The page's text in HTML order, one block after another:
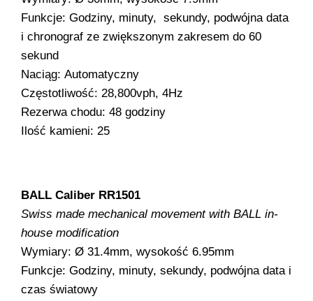
Funkcje: Godziny, minuty, sekundy, podwójna data
i chronograf ze zwiększonym zakresem do 60
sekund
Naciąg: Automatyczny
Częstotliwość: 28,800vph, 4Hz
Rezerwa chodu: 48 godziny
Ilość kamieni: 25
BALL Caliber RR1501
Swiss made mechanical movement with BALL in-
house modification
Wymiary: Ø 31.4mm, wysokość 6.95mm
Funkcje: Godziny, minuty, sekundy, podwójna data i
czas światowy